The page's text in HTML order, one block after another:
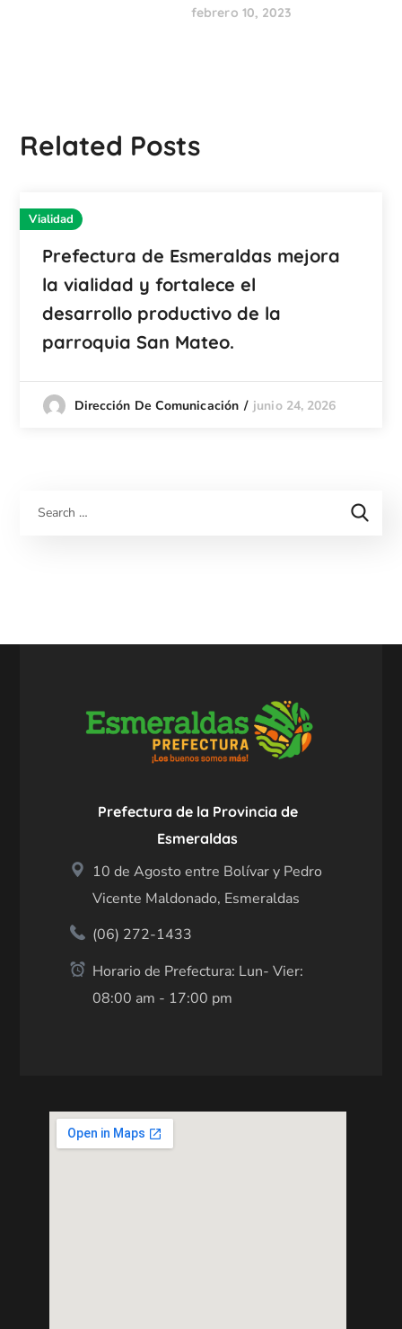
febrero 10, 2023
Related Posts
Vialidad
Prefectura de Esmeraldas mejora
la vialidad y fortalece el
desarrollo productivo de la
parroquia San Mateo.
Dirección De Comunicación junio 24, 2026
Prefectura de la Provincia de
Esmeraldas
10 de Agosto entre Bolívar y Pedro
Vicente Maldonado, Esmeraldas
(06) 272-1433
Horario de Prefectura: Lun- Vier:
08:00 am - 17:00 pm